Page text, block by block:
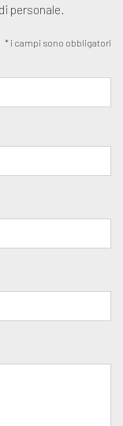
personale.
* i campi sono obbligatori